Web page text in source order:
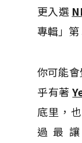
更入選
專輯」第
你可能
乎有著
底里，
過最